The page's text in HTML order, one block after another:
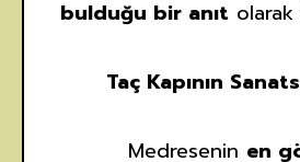
bulduğu bir anıt olarak
Taç Kapının
Medresenin en